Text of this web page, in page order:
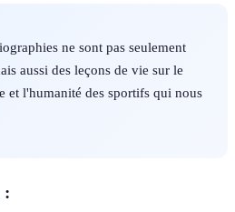
ne sont pas seulement
aussi des leçons de vie sur le
et l'humanité des sportifs qui nous
: